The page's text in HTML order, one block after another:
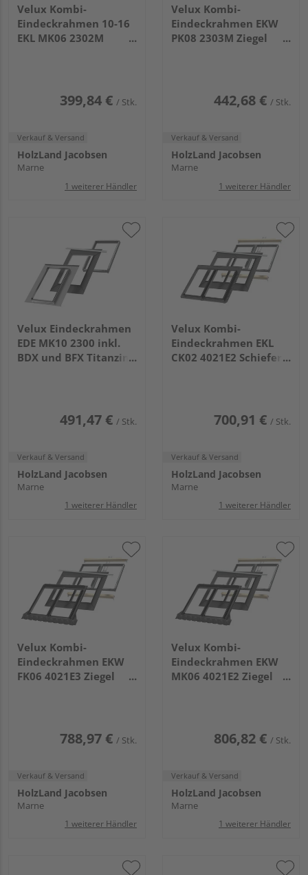
Velux Kombi-
Eindeckrahmen 10-16
EKL MK06 2302M
399,84 € / Stk.
Verkauf & Versand
HolzLand Jacobsen
Marne
1 weiterer Händler
Velux Kombi-
Eindeckrahmen EKW
PK08 2303M Ziegel
442,68 € / Stk.
Verkauf & Versand
HolzLand Jacobsen
Marne
1 weiterer Händler
Velux Eindeckrahmen
EDE MK10 2300 inkl.
BDX und BFX Titanzink
491,47 € / Stk.
Verkauf & Versand
HolzLand Jacobsen
Marne
1 weiterer Händler
Velux Kombi-
Eindeckrahmen EKL
CK02 4021E2 Schiefer
700,91 € / Stk.
Verkauf & Versand
HolzLand Jacobsen
Marne
1 weiterer Händler
Velux Kombi-
Eindeckrahmen EKW
FK06 4021E3 Ziegel
788,97 € / Stk.
Verkauf & Versand
HolzLand Jacobsen
Marne
1 weiterer Händler
Velux Kombi-
Eindeckrahmen EKW
MK06 4021E2 Ziegel
806,82 € / Stk.
Verkauf & Versand
HolzLand Jacobsen
Marne
1 weiterer Händler